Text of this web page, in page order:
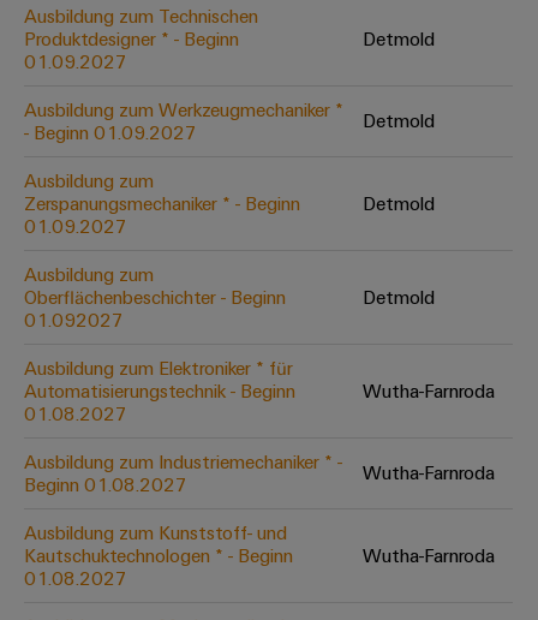
der
Maschinen
und
Öl
&
Gas
Sicherer
mit
vernetzten
Lösungen
die
Prozessindustrie
Mehr
Ressourceneffizienz
Sonnenenergie
Schaltschrankbau
Software
Industrial
Analytics
Automation
Industrial
IoT
Industrial
Industrial
Service
Platform
easyConnect
EZA-
Regler
&
Software
Steuerungen
Systeme
Industrial
Ethernet
Touch-
Engineering-
Visualisierungstools
Energiemessung
und
Smart
Metering
Ersatzteile
Trainings
und
Webinare
PSIRT
Digitale
Bestellmöglichkeiten
OCI-
EDI-
Schnittstelle
ALLE
Netzwerk
IIoT
and
Automation
Solution
Partner
finden
Solution
Partner
Systemintegratoren
Messen
&
Events
Globale
Messen
für
Schulklassen
Chancen in der
Ausbildung zum Technischen
Produktdesigner * - Beginn
01.09.2027
Detmold
Ausbildung zum Werkzeugmechaniker *
- Beginn 01.09.2027
Detmold
Ausbildung zum
Zerspanungsmechaniker * - Beginn
01.09.2027
Detmold
Ausbildung zum
Oberflächenbeschichter - Beginn
01.092027
Detmold
Ausbildung zum Elektroniker * für
Automatisierungstechnik - Beginn
01.08.2027
Wutha-Farnroda
Ausbildung zum Industriemechaniker * -
Beginn 01.08.2027
Wutha-Farnroda
Ausbildung zum Kunststoff- und
Kautschuktechnologen * - Beginn
01.08.2027
Wutha-Farnroda